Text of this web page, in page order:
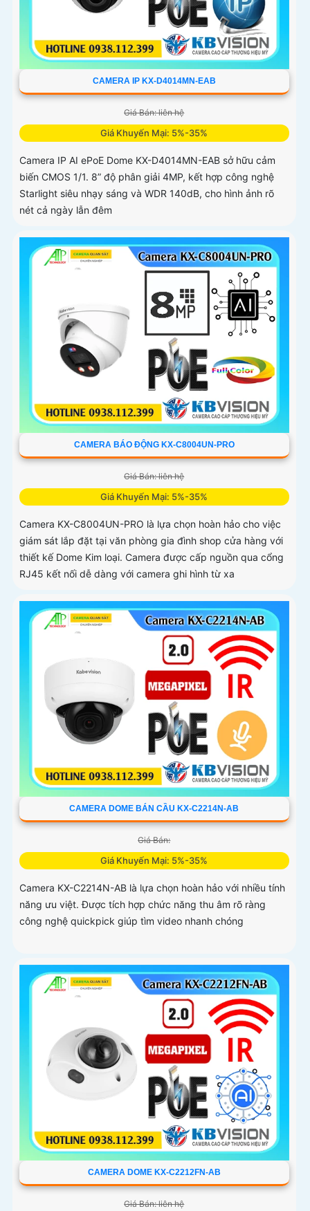
CAMERA IP KX-D4014MN-EAB
Giá Bán: liên hệ
Giá Khuyến Mại: 5%-35%
Camera IP AI ePoE Dome KX-D4014MN-EAB sở hữu cảm
biến CMOS 1/1. 8” độ phân giải 4MP, kết hợp công nghệ
Starlight siêu nhạy sáng và WDR 140dB, cho hình ảnh rõ
nét cả ngày lẫn đêm
CAMERA BÁO ĐỘNG KX-C8004UN-PRO
Giá Bán: liên hệ
Giá Khuyến Mại: 5%-35%
Camera KX-C8004UN-PRO là lựa chọn hoàn hảo cho việc
giám sát lắp đặt tại văn phòng gia đình shop cửa hàng với
thiết kế Dome Kim loại. Camera được cấp nguồn qua cổng
RJ45 kết nối dễ dàng với camera ghi hình từ xa
CAMERA DOME BÁN CẦU KX-C2214N-AB
Giá Bán:
Giá Khuyến Mại: 5%-35%
Camera KX-C2214N-AB là lựa chọn hoàn hảo với nhiều tính
năng ưu việt. Được tích hợp chức năng thu âm rõ ràng
công nghệ quickpick giúp tìm video nhanh chóng
CAMERA DOME KX-C2212FN-AB
Giá Bán: liên hệ